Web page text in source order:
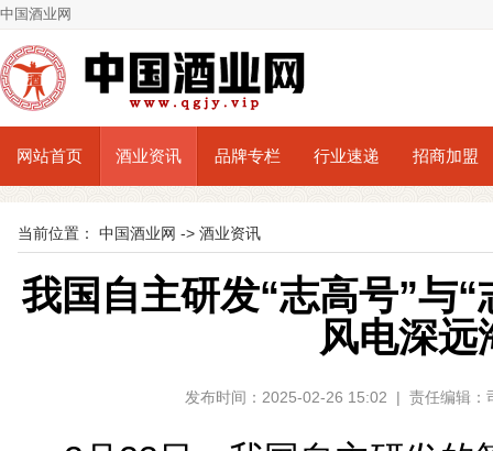
中国酒业网
网站首页 酒业资讯 品牌专栏 行业速递 招商加盟
当前位置： 中国酒业网 -> 酒业资讯
我国自主研发“志高号”与
风电深远
发布时间：2025-02-26 15:02 | 责任编辑